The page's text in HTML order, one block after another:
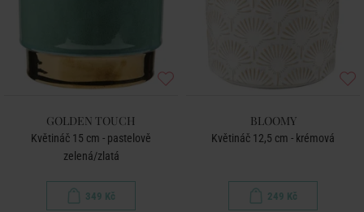
GOLDEN TOUCH
Květináč 15 cm - pastelově
zelená/zlatá
349 Kč
BLOOMY
Květináč 12,5 cm - krémová
249 Kč